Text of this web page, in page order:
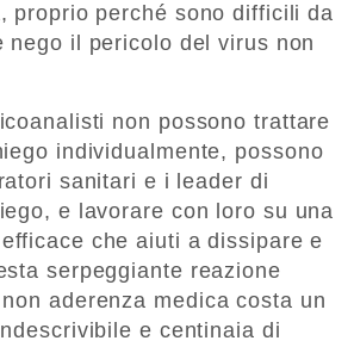
proprio perché sono difficili da
nego il pericolo del virus non
non possono trattare
individualmente, possono
sanitari e i leader di
e lavorare con loro su una
che aiuti a dissipare e
serpeggiante reazione
aderenza medica costa un
e centinaia di